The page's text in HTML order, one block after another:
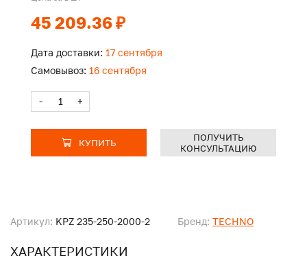
Артикул: KPZ 235-250-2000-2 Бренд: TECHNO
ХАРАКТЕРИСТИКИ
45 209.36 ₽
Дата доставки: 17 сентября
Самовывоз: 16 сентября
- +
КУПИТЬ
ПОЛУЧИТЬ
КОНСУЛЬТАЦИЮ